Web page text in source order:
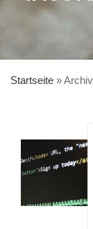
Startseite »Archiv